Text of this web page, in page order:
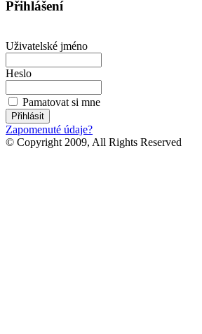
Přihlášení
Uživatelské jméno
Heslo
Pamatovat si mne
Zapomenuté údaje?
© Copyright 2009, All Rights Reserved